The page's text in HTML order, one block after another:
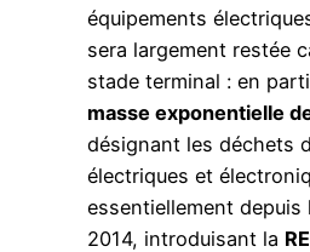
équipements
sera largement restée
stade terminal : en
masse exponentielle
désignant les déchets
électriques et
essentiellement depuis
2014, introduisant la